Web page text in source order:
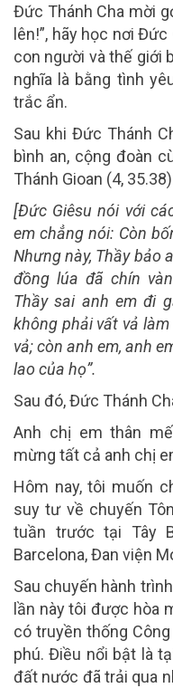
Đức Thánh Cha mời
lên!”, hãy học nơi Đức
con người và thế giới
nghĩa là bằng tình
trắc ẩn.
Sau khi Đức Thánh
bình an, cộng đoàn
Thánh Gioan (4, 35.38)
[Đức Giêsu nói với
em chẳng nói: Còn
Nhưng này, Thầy bảo
đồng lúa đã chín
Thầy sai anh em đi
không phải vất vả
vả; còn anh em, anh
lao của họ”.
Sau đó, Đức Thánh
Anh chị em thân
mừng tất cả anh chị
Hôm nay, tôi muốn
suy tư về chuyến
tuần trước tại Tây
Barcelona, Đan viện
Sau chuyến hành
lần này tôi được hòa
có truyền thống
phú. Điều nổi bật là
đất nước đã trải qua